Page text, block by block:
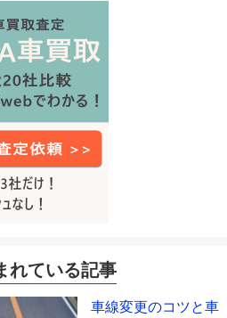
れている記事
車線変更のコツと車